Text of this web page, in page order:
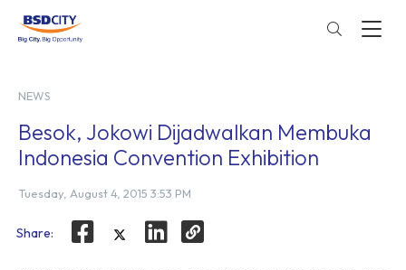
NEWS
Besok, Jokowi Dijadwalkan Membuka
Indonesia Convention Exhibition
Tuesday, August 4, 2015 3:53 PM
Share: